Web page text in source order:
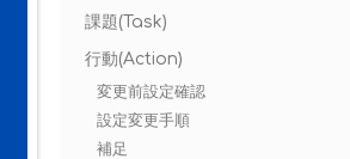
課題(Task)
行動(Action)
変更前設定確認
設定変更手順
補足